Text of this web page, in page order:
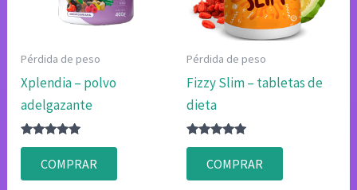
Pérdida de peso
Xplendia – polvo
adelgazante
Valorado
4.83
de 5
COMPRAR
Pérdida de peso
Fizzy Slim – tabletas de
dieta
Valorado
4.80
de 5
COMPRAR